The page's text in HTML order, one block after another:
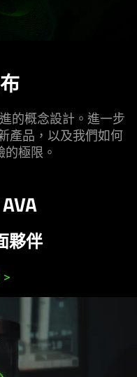
的概念設計。進一步
產品，以及我們如何
的極限 。
夥伴
>